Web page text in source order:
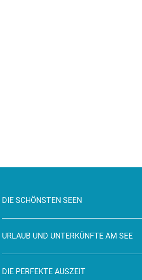
DIE SCHÖNSTEN SEEN
URLAUB UND UNTERKÜNFTE AM SEE
DIE PERFEKTE AUSZEIT